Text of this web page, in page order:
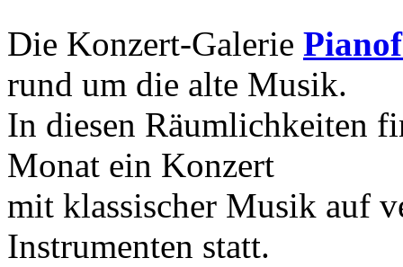
Die Konzert-Galerie
rund um die alte Musik.
In diesen Räumlichkeiten
Monat ein Konzert
mit klassischer Musik auf
Instrumenten statt.